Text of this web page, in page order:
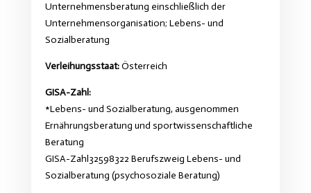
Unternehmensberatung einschließlich der
Unternehmensorganisation; Lebens- und
Sozialberatung
Verleihungsstaat:Österreich
GISA-Zahl:
*Lebens- und Sozialberatung, ausgenommen
Ernährungsberatung und sportwissenschaftliche
Beratung
GISA-Zahl32598322 Berufszweig Lebens- und
Sozialberatung (psychosoziale Beratung)